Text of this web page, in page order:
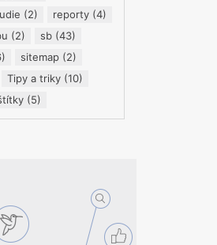
(2) reporty (4)
(2) sb (43)
sitemap (2)
Tipy a triky (10)
(5)